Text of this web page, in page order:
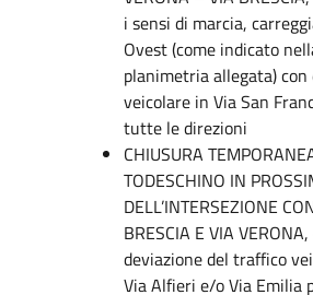
i sensi di marcia,
Ovest (come indicato
planimetria allegata) con
veicolare in Via San
tutte le direzioni
CHIUSURA
TODESCHINO IN
DELL’INTERSEZIONE
BRESCIA E VIA
deviazione del traffico
Via Alfieri e/o Via Emilia